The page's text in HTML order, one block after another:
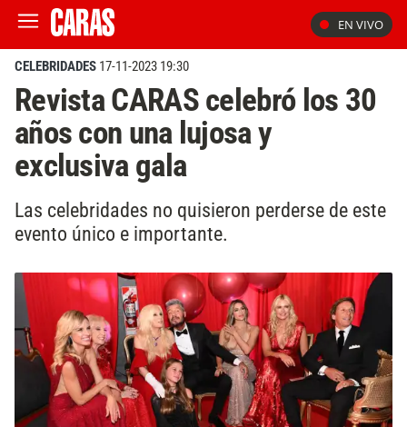
EN VIVO
CELEBRIDADES 17-11-2023 19:30
Revista CARAS celebró los 30
años con una lujosa y
exclusiva gala
Las celebridades no quisieron perderse de este
evento único e importante.